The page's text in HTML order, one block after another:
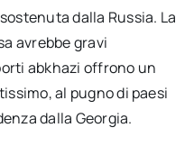
dalla Russia. La
avrebbe gravi
abkhazi offrono un
al pugno di paesi
dalla Georgia.